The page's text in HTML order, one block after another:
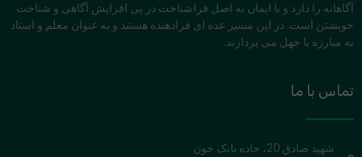
آگاهانه را دارد و با ایمان به اصل فراشناخت در پی افزایش آگاهی و شناخت
خویشتن است. در این مسیر عده ای فرادهنده هستند و به عنوان معلم و استاد
به مبارزه با جهل می پردازند.
تماس با ما
شهید صادق 20، جاده بانک خون